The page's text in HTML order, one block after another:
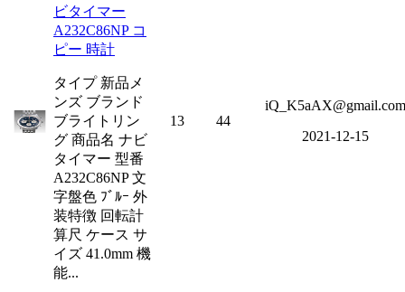
ビタイマー
A232C86NP コ
ピー 時計
タイプ 新品メ
ンズ ブランド
ブライトリン
グ 商品名 ナビ
タイマー 型番
A232C86NP 文
字盤色 ﾌﾞﾙｰ 外
装特徴 回転計
算尺 ケース サ
イズ 41.0mm 機
能...
13 44
iQ_K5aAX@gmail.com
2021-12-15